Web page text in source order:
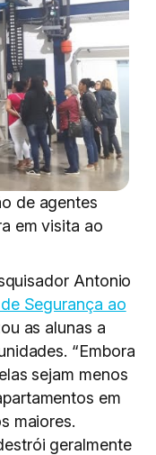
de agentes
em visita ao
Antonio
Segurança ao
as alunas a
“Embora
sejam menos
em
maiores.
geralmente